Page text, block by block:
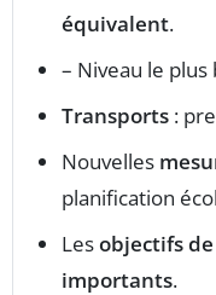
équivalent.
– Niveau le plus
Transports :
Nouvelles
planification
Lesobjectifs
importants.